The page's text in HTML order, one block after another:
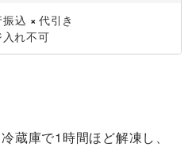
込 × 代引き
入れ不可
蔵庫で1時間ほど解凍し、